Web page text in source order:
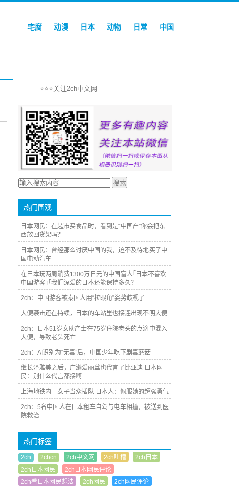
宅腐 动漫 日本 动物 日常 中国
⭐⭐⭐关注2ch中文网
热门围观
日本网民：在超市买食品时，看到是“中国产”你会把东
西放回货架吗？
日本网民：曾经那么讨厌中国的我，迫不及待地买了中
国电动汽车
在日本玩两周消费1300万日元的中国富人｢日本不喜欢
中国游客｣｢我们深爱的日本还能保持多久？
2ch：中国游客被泰国人用“拉眼角”姿势歧视了
大便袭击还在持续，日本的车站里也接连出现不明大便
2ch：日本51岁女助产士在75岁住院老头的点滴中混入
大便，导致老头死亡
2ch：AI识别为“无毒”后，中国少年吃下剧毒蘑菇
继长泽雅美之后，广濑爱丽丝也代言了比亚迪 日本网
民：别什么代言都接啊
上海地铁内一女子当众插队 日本人：佩服她的超强勇气
2ch：5名中国人在日本租车自驾与电车相撞，被送到医
院救治
热门标签
2ch 2chcn 2ch中文网 2ch吐槽
2ch日本
2ch日本网民
2ch日本网民评论
2ch看日本网民想法
2ch网民
2ch网民评论